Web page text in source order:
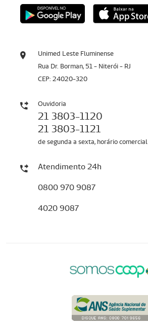
Unimed Leste Fluminense
Rua Dr. Borman, 51 - Niterói - RJ
CEP: 24020-320
Ouvidoria
21 3803-1120
21 3803-1121
de segunda a sexta, horário comercial
Atendimento 24h
0800 970 9087
4020 9087